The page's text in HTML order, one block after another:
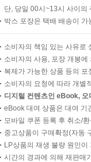
단, 당일 00시~13시 사이의
박스 포장은 택배 배송이
소비자의 책임 있는 사유로
소비자의 사용, 포장 개봉
복제가 가능한 상품 등의
소비자의 요청에 따라 개별
디지털 컨텐츠인 eBook,
eBook 대여 상품은 대여 기
모바일 쿠폰 등록 후 취소/
중고상품이 구매확정(자동
LP상품의 재생 불량 원인
시간의 경과에 의해 재판매